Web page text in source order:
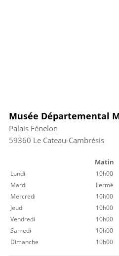
Musée Départemental
Palais Fénelon
59360 Le Cateau-Cambrésis
Matin
Lundi 10h00
Mardi
Fermé
Mercredi
10h00
Jeudi
10h00
Vendredi
10h00
Samedi
10h00
Dimanche
10h00